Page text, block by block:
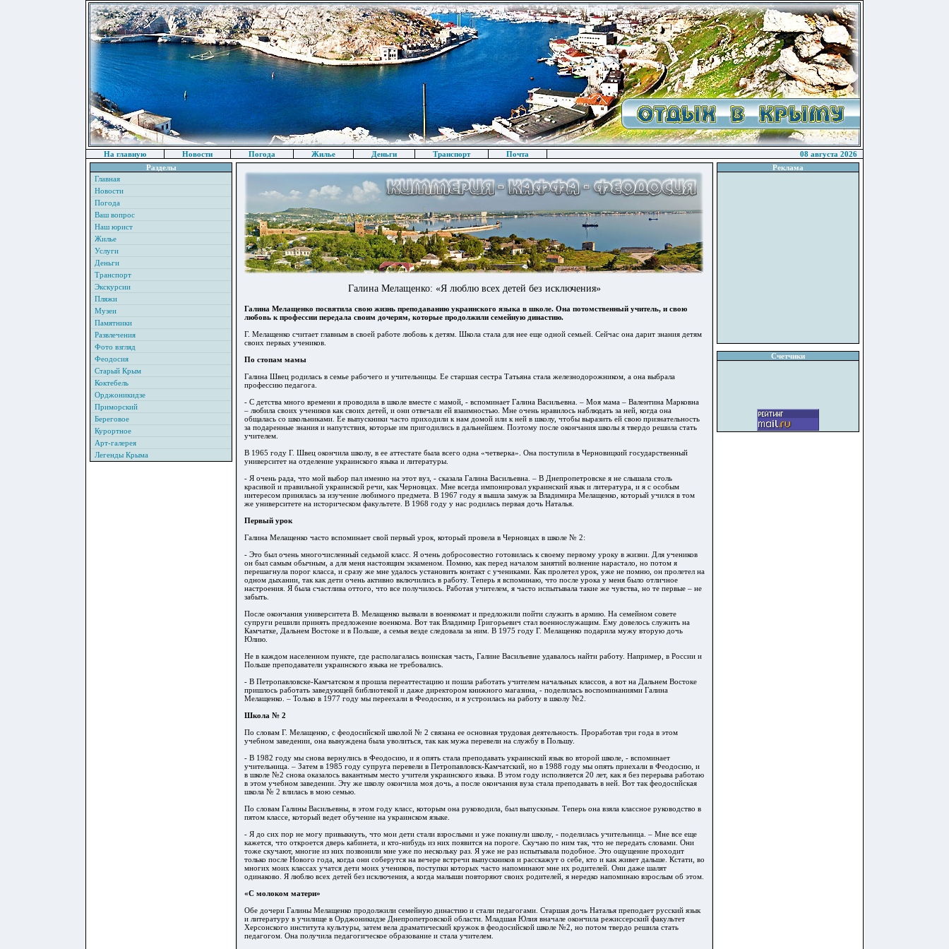
На главную Новости Погода Жилье Деньги Транспорт Почта
08 августа 2026
Разделы
Главная
Новости
Погода
Ваш вопрос
Наш юрист
Жилье
Услуги
Деньги
Транспорт
Экскурсии
Пляжи
Музеи
Памятники
Развлечения
Фото взгляд
Феодосия
Старый Крым
Коктебель
Орджоникидзе
Приморский
Береговое
Курортное
Арт-галерея
Легенды Крыма
Галина Мелащенко: «Я люблю всех детей без исключения»
Галина Мелащенко посвятила свою жизнь преподаванию украинского языка в школе. Она потомственный учитель, и свою
любовь к профессии передала своим дочерям, которые продолжили семейную династию.
Г. Мелащенко считает главным в своей работе любовь к детям. Школа стала для нее еще одной семьей. Сейчас она дарит знания детям
своих первых учеников.
По стопам мамы
Галина Швец родилась в семье рабочего и учительницы. Ее старшая сестра Татьяна стала железнодорожником, а она выбрала
профессию педагога.
- С детства много времени я проводила в школе вместе с мамой, - вспоминает Галина Васильевна. – Моя мама – Валентина Марковна
– любила своих учеников как своих детей, и они отвечали ей взаимностью. Мне очень нравилось наблюдать за ней, когда она
общалась со школьниками. Ее выпускники часто приходили к нам домой или к ней в школу, чтобы выразить ей свою признательность
за подаренные знания и напутствия, которые им пригодились в дальнейшем. Поэтому после окончания школы я твердо решила стать
учителем.
В 1965 году Г. Швец окончила школу, в ее аттестате была всего одна «четверка». Она поступила в Черновицкий государственный
университет на отделение украинского языка и литературы.
- Я очень рада, что мой выбор пал именно на этот вуз, - сказала Галина Васильевна. – В Днепропетровске я не слышала столь
красивой и правильной украинской речи, как Черновцах. Мне всегда импонировал украинский язык и литература, и я с особым
интересом принялась за изучение любимого предмета. В 1967 году я вышла замуж за Владимира Мелащенко, который учился в том
же университете на историческом факультете. В 1968 году у нас родилась первая дочь Наталья.
Первый урок
Галина Мелащенко часто вспоминает свой первый урок, который провела в Черновцах в школе № 2:
- Это был очень многочисленный седьмой класс. Я очень добросовестно готовилась к своему первому уроку в жизни. Для учеников
он был самым обычным, а для меня настоящим экзаменом. Помню, как перед началом занятий волнение нарастало, но потом я
перешагнула порог класса, и сразу же мне удалось установить контакт с учениками. Как пролетел урок, уже не помню, он пролетел на
одном дыхании, так как дети очень активно включились в работу. Теперь я вспоминаю, что после урока у меня было отличное
настроения. Я была счастлива оттого, что все получилось. Работая учителем, я часто испытывала такие же чувства, но те первые – не
забыть.
После окончания университета В. Мелащенко вызвали в военкомат и предложили пойти служить в армию. На семейном совете
супруги решили принять предложение военкома. Вот так Владимир Григорьевич стал военнослужащим. Ему довелось служить на
Камчатке, Дальнем Востоке и в Польше, а семья везде следовала за ним. В 1975 году Г. Мелащенко подарила мужу вторую дочь
Юлию.
Не в каждом населенном пункте, где располагалась воинская часть, Галине Васильевне удавалось найти работу. Например, в России и
Польше преподаватели украинского языка не требовались.
- В Петропавловске-Камчатском я прошла переаттестацию и пошла работать учителем начальных классов, а вот на Дальнем Востоке
пришлось работать заведующей библиотекой и даже директором книжного магазина, - поделилась воспоминаниями Галина
Мелащенко. – Только в 1977 году мы переехали в Феодосию, и я устроилась на работу в школу №2.
Школа № 2
По словам Г. Мелащенко, с феодосийской школой № 2 связана ее основная трудовая деятельность. Проработав три года в этом
учебном заведении, она вынуждена была уволиться, так как мужа перевели на службу в Польшу.
- В 1982 году мы снова вернулись в Феодосию, и я опять стала преподавать украинский язык во второй школе, - вспоминает
учительница. – Затем в 1985 году супруга перевели в Петропавловск-Камчатский, но в 1988 году мы опять приехали в Феодосию, и
в школе №2 снова оказалось вакантным место учителя украинского языка. В этом году исполняется 20 лет, как я без перерыва работаю
в этом учебном заведении. Эту же школу окончила моя дочь, а после окончания вуза стала преподавать в ней. Вот так феодосийская
школа № 2 влилась в мою семью.
По словам Галины Васильевны, в этом году класс, которым она руководила, был выпускным. Теперь она взяла классное руководство в
пятом классе, который ведет обучение на украинском языке.
- Я до сих пор не могу привыкнуть, что мои дети стали взрослыми и уже покинули школу, - поделилась учительница. – Мне все еще
кажется, что откроется дверь кабинета, и кто-нибудь из них появится на пороге. Скучаю по ним так, что не передать словами. Они
тоже скучают, многие из них позвонили мне уже по нескольку раз. Я уже не раз испытывала подобное. Это ощущение проходит
только после Нового года, когда они соберутся на вечере встречи выпускников и расскажут о себе, кто и как живет дальше. Кстати, во
многих моих классах учатся дети моих учеников, поступки которых часто напоминают мне их родителей. Они даже шалят
одинаково. Я люблю всех детей без исключения, а когда малыши повторяют своих родителей, я нередко напоминаю взрослым об этом.
«С молоком матери»
Обе дочери Галины Мелащенко продолжили семейную династию и стали педагогами. Старшая дочь Наталья преподает русский язык
и литературу в училище в Орджоникидзе Днепропетровской области. Младшая Юлия вначале окончила режиссерский факультет
Херсонского института культуры, затем вела драматический кружок в феодосийской школе №2, но потом твердо решила стать
педагогом. Она получила педагогическое образование и стала учителем.
Реклама
Счетчики